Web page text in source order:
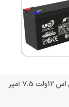
باتری یو پی اس 12ولت 7.5 آمپر